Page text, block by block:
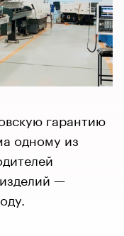
гарантию
одному из
—